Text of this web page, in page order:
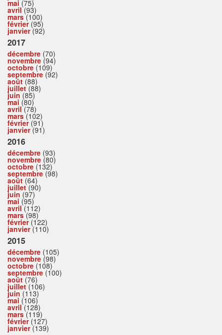
mai (75)
avril(93)
mars(100)
février(95)
janvier(92)
2017
décembre (70)
novembre (94)
octobre (109)
septembre (92)
août (88)
juillet(88)
juin (85)
mai (80)
avril(78)
mars(102)
février(91)
janvier(91)
2016
décembre (93)
novembre (80)
octobre (132)
septembre (98)
août (64)
juillet(90)
juin (97)
mai (95)
avril(112)
mars(98)
février(122)
janvier(110)
2015
décembre (105)
novembre (98)
octobre (108)
septembre (100)
août (76)
juillet(106)
juin (113)
mai (106)
avril(128)
mars(119)
février(127)
janvier(139)